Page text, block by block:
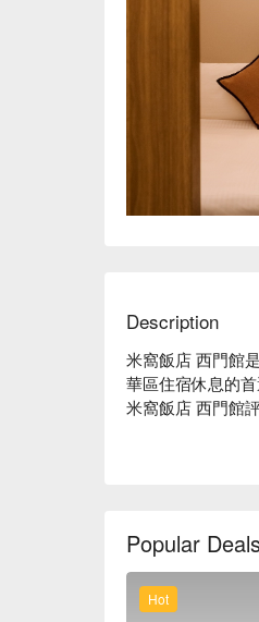
Description
米窩飯店 西門館
華區住宿休息的首
米窩飯店 西門館
米窩飯店 西門館
Popular
Hot